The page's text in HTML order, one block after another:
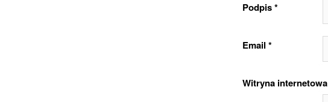
Podpis*
Email *
Witryna internetowa